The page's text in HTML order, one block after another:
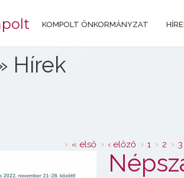
KOMPOLT ÖNKORMÁNYZAT
Hírek
« első ‹ előző 1 2 3